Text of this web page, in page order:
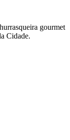
gourmet
Cidade.